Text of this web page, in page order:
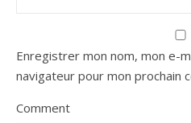
Enregistrer mon nom, mon e-
navigateur pour mon prochain
Comment